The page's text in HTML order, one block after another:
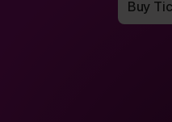
Buy
Buy